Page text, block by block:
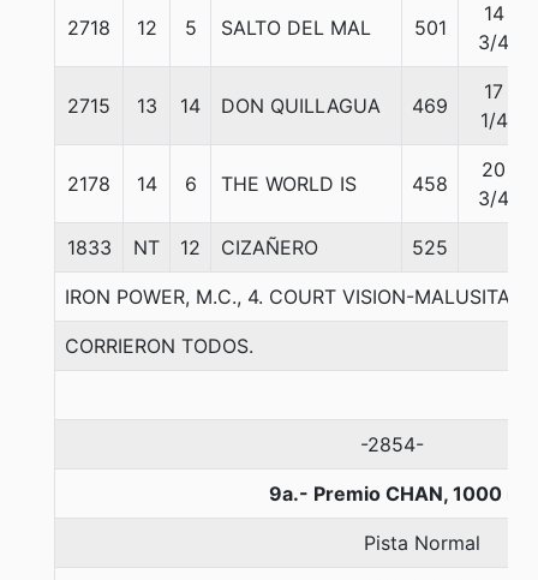
2718 12 5 SALTO DEL MAL 501
14
3/4
2715 13 14 DON QUILLAGUA 469
17
1/4
2178 14 6 THE WORLD IS 458
20
3/4
1833 NT 12 CIZAÑERO 525
IRON POWER, M.C., 4. COURT VISION-MALUSITA-
CORRIERON TODOS.
-2854-
9a.- Premio CHAN, 1000
Pista Normal